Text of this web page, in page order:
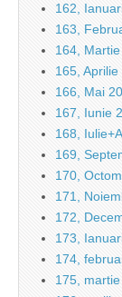
162,
163,
164,
165,
166, Mai
167, Iunie
168,
169,
170,
171,
172,
173,
174,
175,